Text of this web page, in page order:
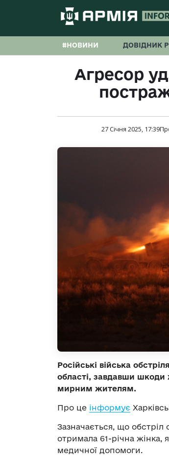
#НОВИНИ ДОВІДНИК
Агресор
27 Січня 2025, 17:39
Російські війська
області, завдавши
мирним жителям.
Про це інформує
Зазначається, що обстріл
отримала 61-річна жінка,
медичної допомоги.